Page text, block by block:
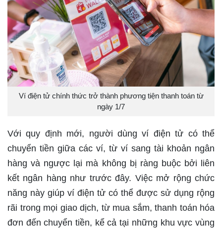
Ví điện tử chính thức trở thành phương tiện thanh toán từ
ngày 1/7
Với quy định mới, người dùng ví điện tử có thể
chuyển tiền giữa các ví, từ ví sang tài khoản ngân
hàng và ngược lại mà không bị ràng buộc bởi liên
kết ngân hàng như trước đây. Việc mở rộng chức
năng này giúp ví điện tử có thể được sử dụng rộng
rãi trong mọi giao dịch, từ mua sắm, thanh toán hóa
đơn đến chuyển tiền, kể cả tại những khu vực vùng